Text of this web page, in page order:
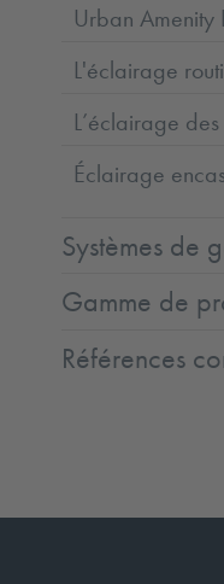
Urban Amenity
L'éclairage
L’éclairage
Éclairage
Systèmes de
Gamme de
Références